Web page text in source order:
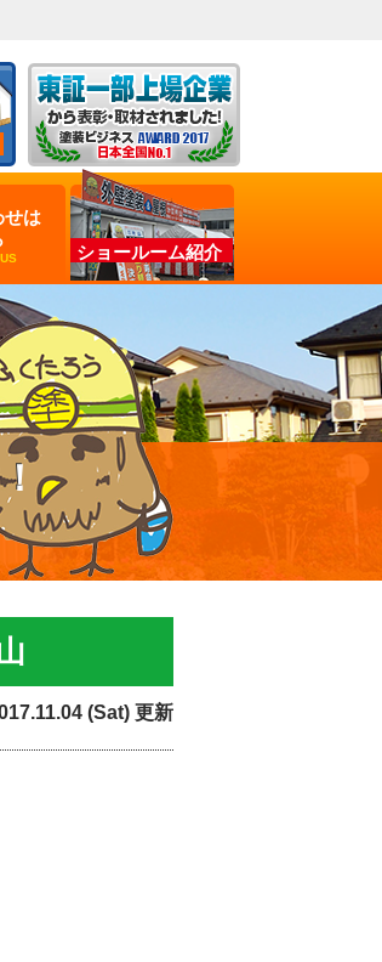
せは
ショールーム紹介
(Sat) 更新